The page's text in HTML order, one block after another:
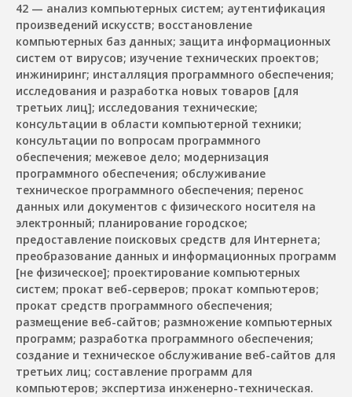
42 — анализ компьютерных систем; аутентификация
произведений искусств; восстановление
компьютерных баз данных; защита информационных
систем от вирусов; изучение технических проектов;
инжиниринг; инсталляция программного обеспечения;
исследования и разработка новых товаров [для
третьих лиц]; исследования технические;
консультации в области компьютерной техники;
консультации по вопросам программного
обеспечения; межевое дело; модернизация
программного обеспечения; обслуживание
техническое программного обеспечения; перенос
данных или документов с физического носителя на
электронный; планирование городское;
предоставление поисковых средств для Интернета;
преобразование данных и информационных программ
[не физическое]; проектирование компьютерных
систем; прокат веб-серверов; прокат компьютеров;
прокат средств программного обеспечения;
размещение веб-сайтов; размножение компьютерных
программ; разработка программного обеспечения;
создание и техническое обслуживание веб-сайтов для
третьих лиц; составление программ для
компьютеров; экспертиза инженерно-техническая.